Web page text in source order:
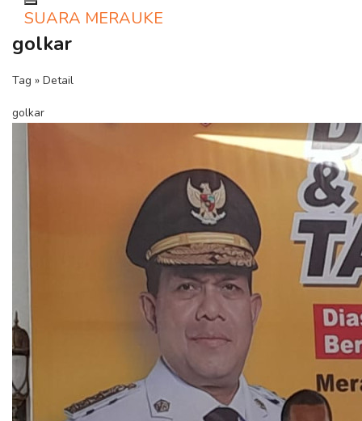
Toggle navigation
SUARA MERAUKE
golkar
Tag » Detail
golkar